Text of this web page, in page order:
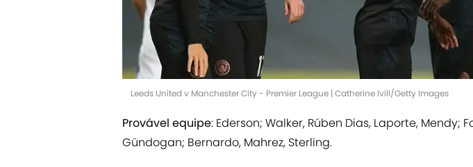
Leeds United v Manchester City - Premier League | Catherine Ivill/Getty Images
Provável equipe: Ederson; Walker, Rúben Dias, Laporte, Mendy;
Gündogan; Bernardo, Mahrez, Sterling.